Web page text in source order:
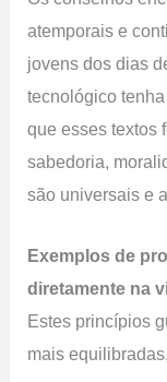
atemporais e
jovens dos dias
tecnológico
que esses textos
sabedoria,
são universais e
Exemplos de
diretamente na
Estes princípios
mais